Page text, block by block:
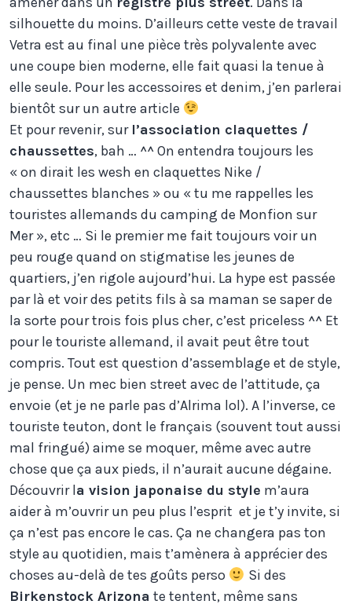
silhouette du moins. D’ailleurs cette veste de travail
Vetra est au final une pièce très polyvalente avec
une coupe bien moderne, elle fait quasi la tenue à
elle seule. Pour les accessoires et denim, j’en parlerai
bientôt sur un autre article
Et pour revenir, sur l’association claquettes /
chaussettes, bah … ^^ On entendra toujours les
« on dirait les wesh en claquettes Nike /
chaussettes blanches » ou « tu me rappelles les
touristes allemands du camping de Monfion sur
Mer », etc … Si le premier me fait toujours voir un
peu rouge quand on stigmatise les jeunes de
quartiers, j’en rigole aujourd’hui. La hype est passée
par là et voir des petits fils à sa maman se saper de
la sorte pour trois fois plus cher, c’est priceless ^^ Et
pour le touriste allemand, il avait peut être tout
compris. Tout est question d’assemblage et de style,
je pense. Un mec bien street avec de l’attitude, ça
envoie (et je ne parle pas d’Alrima lol). A l’inverse, ce
touriste teuton, dont le français (souvent tout aussi
mal fringué) aime se moquer, même avec autre
chose que ça aux pieds, il n’aurait aucune dégaine.
Découvrir la vision japonaise du style m’aura
aider à m’ouvrir un peu plus l’esprit et je t’y invite, si
ça n’est pas encore le cas. Ça ne changera pas ton
style au quotidien, mais t’amènera à apprécier des
choses au-delà de tes goûts perso
Si des
Birkenstock Arizona te tentent, même sans